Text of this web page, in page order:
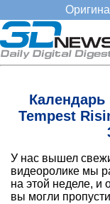
Tempest
У нас вышел
видеоролике мы
на этой неделе, и
вы могли